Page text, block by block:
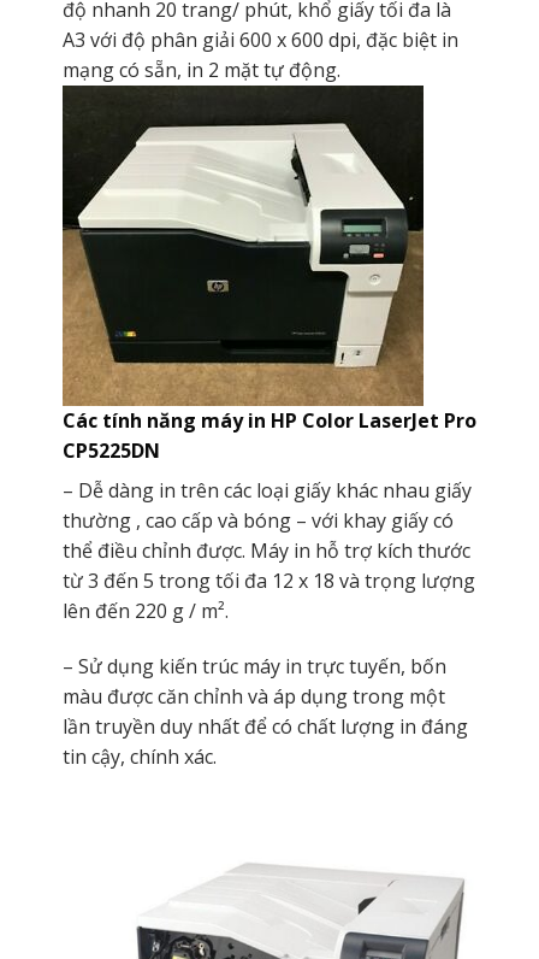
độ nhanh 20 trang/ phút, khổ giấy tối đa là
A3 với độ phân giải 600 x 600 dpi, đặc biệt in
mạng có sẵn, in 2 mặt tự động.
Các tính năng máy in HP Color LaserJet Pro
CP5225DN
– Dễ dàng in trên các loại giấy khác nhau giấy
thường , cao cấp và bóng – với khay giấy có
thể điều chỉnh được. Máy in hỗ trợ kích thước
từ 3 đến 5 trong tối đa 12 x 18 và trọng lượng
lên đến 220 g / m².
– Sử dụng kiến ​​trúc máy in trực tuyến, bốn
màu được căn chỉnh và áp dụng trong một
lần truyền duy nhất để có chất lượng in đáng
tin cậy, chính xác.